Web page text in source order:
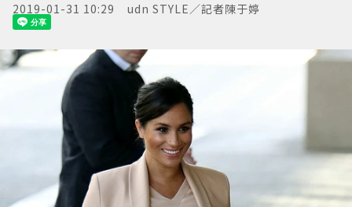
2019-01-31 10:29 udn STYLE／記者陳于婷